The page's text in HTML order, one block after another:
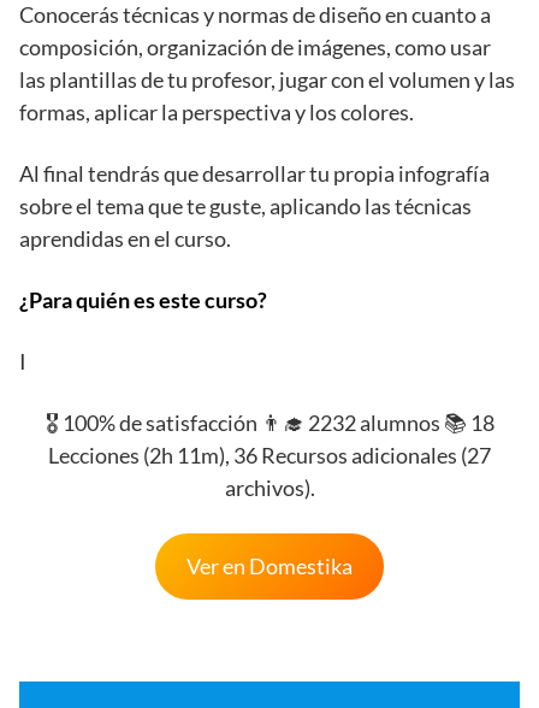
Conocerás técnicas y normas de diseño en cuanto a
composición, organización de imágenes, como usar
las plantillas de tu profesor, jugar con el volumen y las
formas, aplicar la perspectiva y los colores.
Al final tendrás que desarrollar tu propia infografía
sobre el tema que te guste, aplicando las técnicas
aprendidas en el curso.
¿Para quién es este curso?
I
🎖️ 100% de satisfacción 👨‍🎓 2232 alumnos 📚 18
Lecciones (2h 11m), 36 Recursos adicionales (27
archivos).
Ver en Domestika